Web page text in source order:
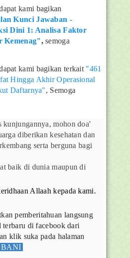
kami bagikan
Kunci Jawaban -
Dini 1: Analisa Faktor
Kemenag",semoga
kami bagikan terkait "461
Hingga Akhir Operasional
Daftarnya", Semoga
kunjungannya, mohon doa'
diberikan kesehatan dan
serta berguna bagi
baik di dunia maupun di
Allaah kepada kami.
pemberitahuan langsung
terbaru di facebook dari
klik suka pada halaman